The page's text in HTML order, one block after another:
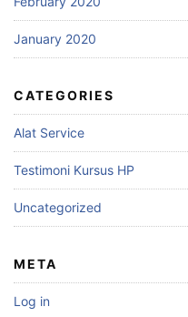
January 2020
CATEGORIES
Alat Service
Testimoni Kursus HP
Uncategorized
META
Log in